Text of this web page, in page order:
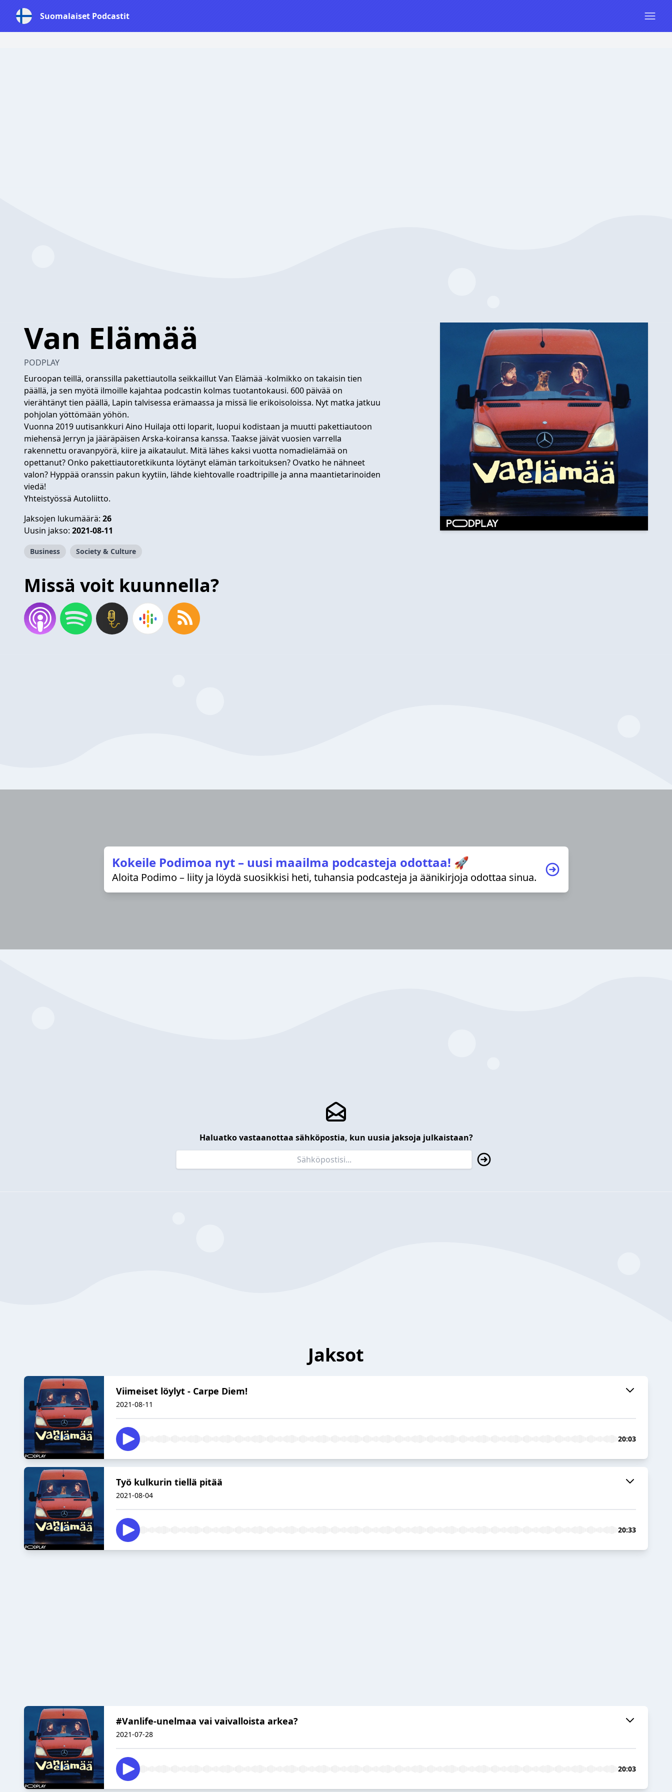
Suomalaiset Podcastit
Van Elämää
PODPLAY
Euroopan teillä, oranssilla pakettiautolla seikkaillut Van Elämää -kolmikko on takaisin tien
päällä, ja sen myötä ilmoille kajahtaa podcastin kolmas tuotantokausi. 600 päivää on
vierähtänyt tien päällä, Lapin talvisessa erämaassa ja missä lie erikoisoloissa. Nyt matka jatkuu
pohjolan yöttömään yöhön.
Vuonna 2019 uutisankkuri Aino Huilaja otti loparit, luopui kodistaan ja muutti pakettiautoon
miehensä Jerryn ja jääräpäisen Arska-koiransa kanssa. Taakse jäivät vuosien varrella
rakennettu oravanpyörä, kiire ja aikataulut. Mitä lähes kaksi vuotta nomadielämää on
opettanut? Onko pakettiautoretkikunta löytänyt elämän tarkoituksen? Ovatko he nähneet
valon? Hyppää oranssin pakun kyytiin, lähde kiehtovalle roadtripille ja anna maantietarinoiden
viedä!
Yhteistyössä Autoliitto.
Jaksojen lukumäärä: 26
Uusin jakso: 2021-08-11
Business Society & Culture
Missä voit kuunnella?
Kokeile Podimoa nyt – uusi maailma podcasteja odottaa! 🚀
Aloita Podimo – liity ja löydä suosikkisi heti, tuhansia podcasteja ja äänikirjoja odottaa sinua.
Haluatko vastaanottaa sähköpostia, kun uusia jaksoja julkaistaan?
Jaksot
Viimeiset löylyt - Carpe Diem!
2021-08-11
20:03
Työ kulkurin tiellä pitää
2021-08-04
20:33
#Vanlife-unelmaa vai vaivalloista arkea?
2021-07-28
20:03